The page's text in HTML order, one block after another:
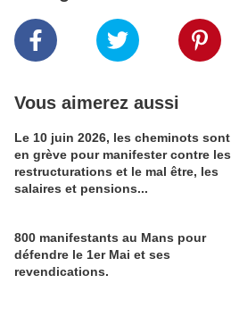
Vous aimerez aussi
Le 10 juin 2026, les cheminots sont
en grève pour manifester contre les
restructurations et le mal être, les
salaires et pensions...
800 manifestants au Mans pour
défendre le 1er Mai et ses
revendications.